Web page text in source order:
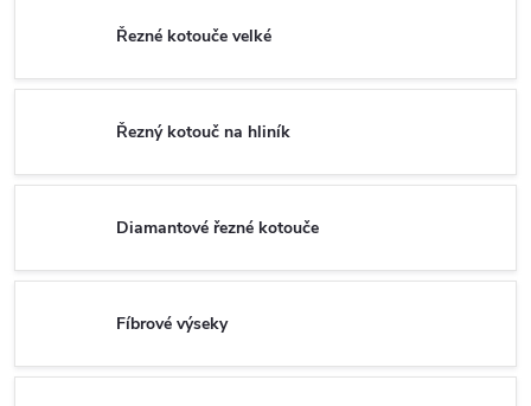
Řezné kotouče velké
Řezný kotouč na hliník
Diamantové řezné kotouče
Fíbrové výseky